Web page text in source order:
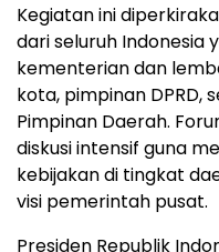
Kegiatan ini
dari seluruh Indonesia
kementerian dan
kota, pimpinan DPRD,
Pimpinan Daerah.
diskusi intensif guna
kebijakan di tingkat
visi pemerintah pusat.
Presiden Republik